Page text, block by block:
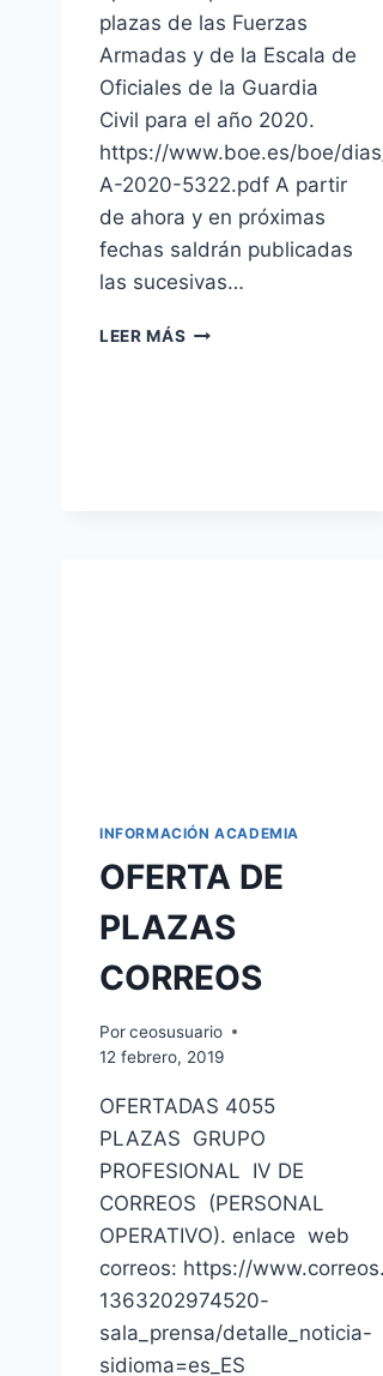
plazas de las Fuerzas
Armadas y de la Escala de
Oficiales de la Guardia
Civil para el año 2020.
https://www.boe.es/boe/
A-2020-5322.pdf A partir
de ahora y en próximas
fechas saldrán publicadas
las sucesivas…
LEER MÁS PUBLICADA
INFORMACIÓN ACADEMIA
OFERTA DE
PLAZAS
CORREOS
Porceosusuario
12 febrero, 2019
OFERTADAS 4055
PLAZAS GRUPO
PROFESIONAL IV DE
CORREOS (PERSONAL
OPERATIVO). enlace web
correos: https://
1363202974520-
sala_prensa/detalle_noticia-
sidioma=es_ES